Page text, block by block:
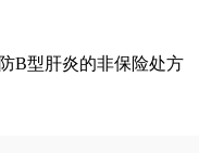
B型肝炎的非保险处方